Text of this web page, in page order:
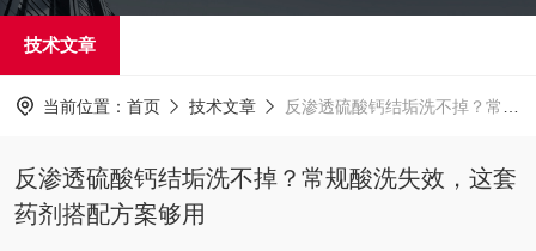
技术文章
当前位置： 首页 技术文章 反渗透硫酸钙结垢洗不掉？常规酸洗失效，这套药剂搭配方案够用
反渗透硫酸钙结垢洗不掉？常规酸洗失效，这套
药剂搭配方案够用